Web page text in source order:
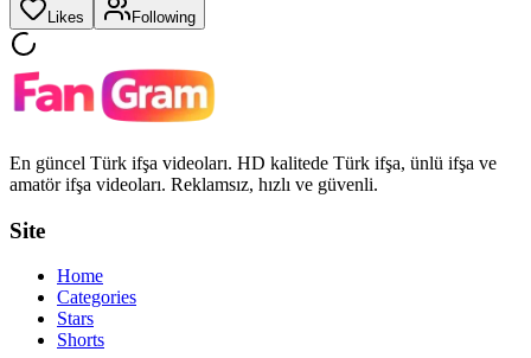
Likes Following
En güncel Türk ifşa videoları. HD kalitede Türk ifşa, ünlü ifşa ve
amatör ifşa videoları. Reklamsız, hızlı ve güvenli.
Site
Home
Categories
Stars
Shorts